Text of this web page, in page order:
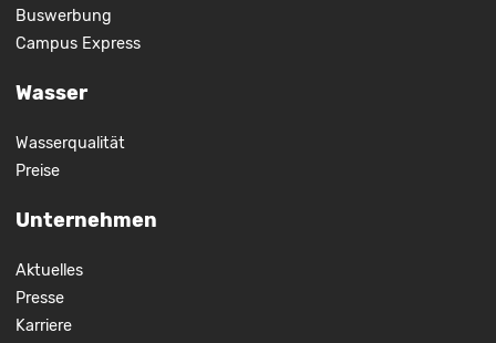
Buswerbung
Campus Express
Wasser
Wasserqualität
Preise
Unternehmen
Aktuelles
Presse
Karriere